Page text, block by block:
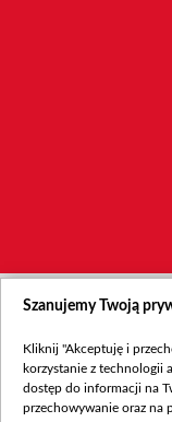
Szanujemy Twoją
Kliknij "Akceptuję i
korzystanie z technologii
dostęp do informacji na
przechowywanie oraz na